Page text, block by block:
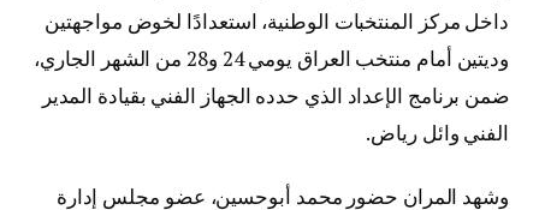
داخل مركز المنتخبات الوطنية، استعدادًا لخوض مواجهتين
وديتين أمام منتخب العراق يومي 24 و28 من الشهر الجاري،
ضمن برنامج الإعداد الذي حدده الجهاز الفني بقيادة المدير
الفني وائل رياض.
وشهد المران حضور محمد أبوحسين، عضو مجلس إدارة